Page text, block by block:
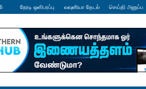
நேரடி ஒளிபரப்பு வவுனியா தேடல் செய்தி அனுப்ப